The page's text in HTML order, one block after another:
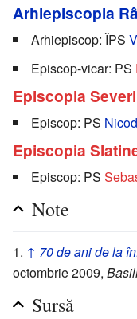
Arhiepiscopia
Arhiepiscop: ÎPS
Episcop-vicar: PS
Episcopia
Episcop: PS
Episcopia
Episcop: PS
Note
↑ 70 de ani de la
octombrie 2009,
Sursă